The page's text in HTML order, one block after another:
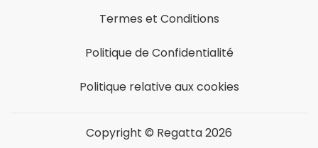
Termes et Conditions
Politique de Confidentialité
Politique relative aux cookies
Copyright © Regatta 2026